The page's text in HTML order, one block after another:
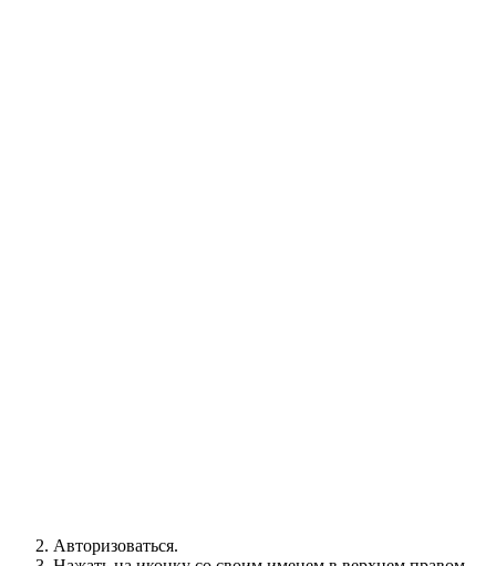
Авторизоваться.